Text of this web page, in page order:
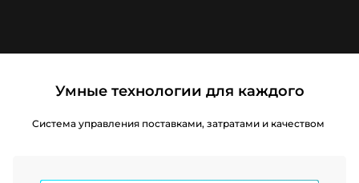
Умные технологии для каждого
Система управления поставками, затратами и качеством